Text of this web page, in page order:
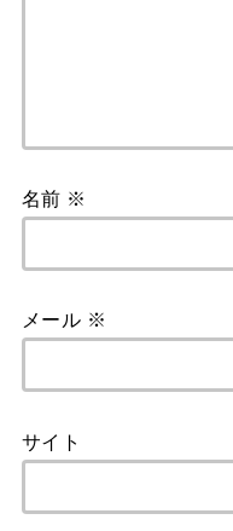
名前 ※
メール ※
サイト